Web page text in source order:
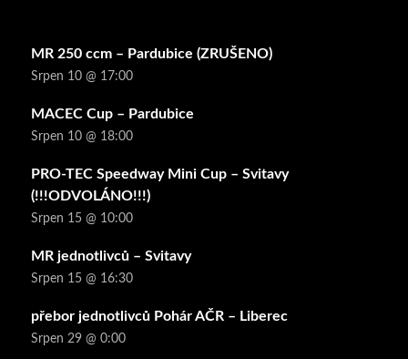
MR 250 ccm – Pardubice (ZRUŠENO)
Srpen 10 @ 17:00
MACEC Cup – Pardubice
Srpen 10 @ 18:00
PRO-TEC Speedway Mini Cup – Svitavy
(!!!ODVOLÁNO!!!)
Srpen 15 @ 10:00
MR jednotlivců – Svitavy
Srpen 15 @ 16:30
přebor jednotlivců Pohár AČR – Liberec
Srpen 29 @ 0:00